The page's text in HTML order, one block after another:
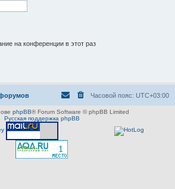
на конференции в этот раз
Часовой пояс: UTC+03:00
phpBB® Forum Software © phpBB Limited
Русская поддержка phpBB